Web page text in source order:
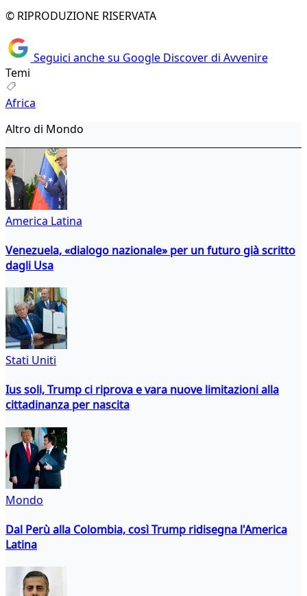
© RIPRODUZIONE RISERVATA
Seguici anche su Google Discover di Avvenire
Temi
Africa
Altro di Mondo
America Latina
Venezuela, «dialogo nazionale» per un futuro già scritto
dagli Usa
Stati Uniti
Ius soli, Trump ci riprova e vara nuove limitazioni alla
cittadinanza per nascita
Mondo
Dal Perù alla Colombia, così Trump ridisegna l'America
Latina